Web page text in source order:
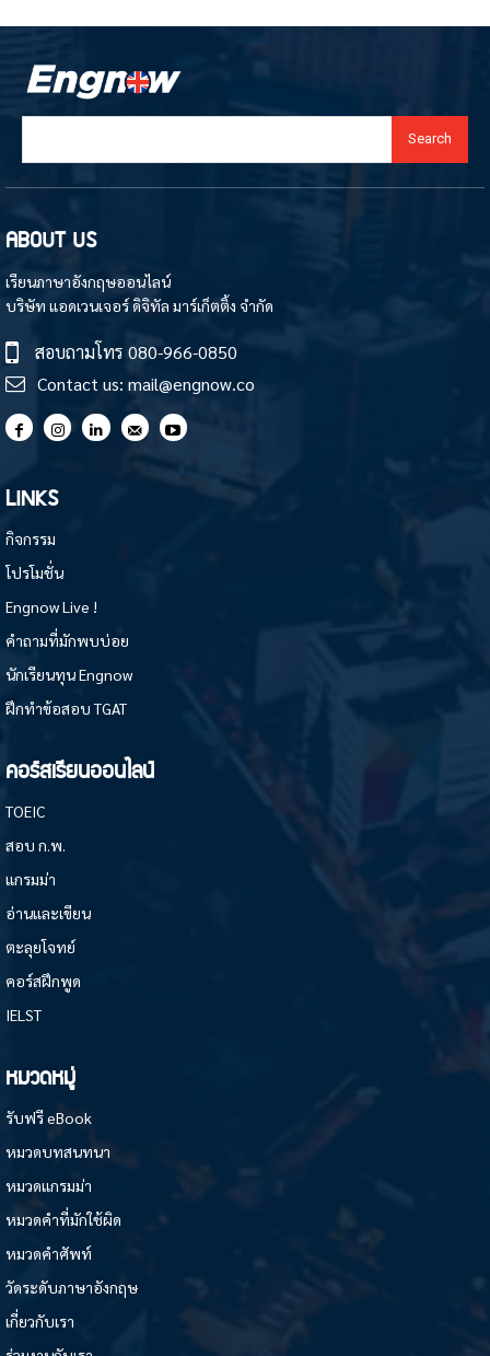
Search
ABOUT US
เรียนภาษาอังกฤษออนไลน์
บริษัท แอดเวนเจอร์ ดิจิทัล มาร์เก็ตติ้ง จำกัด
สอบถามโทร 080-966-0850
Contact us: mail@engnow.co
LINKS
กิจกรรม
โปรโมชั่น
Engnow Live !
คำถามที่มักพบบ่อย
นักเรียนทุน Engnow
ฝึกทำข้อสอบ TGAT
คอร์สเรียนออนไลน์
TOEIC
สอบ ก.พ.
แกรมม่า
อ่านและเขียน
ตะลุยโจทย์
คอร์สฝึกพูด
IELST
หมวดหมู่
รับฟรี eBook
หมวดบทสนทนา
หมวดแกรมม่า
หมวดคำที่มักใช้ผิด
หมวดคำศัพท์
วัดระดับภาษาอังกฤษ
เกี่ยวกับเรา